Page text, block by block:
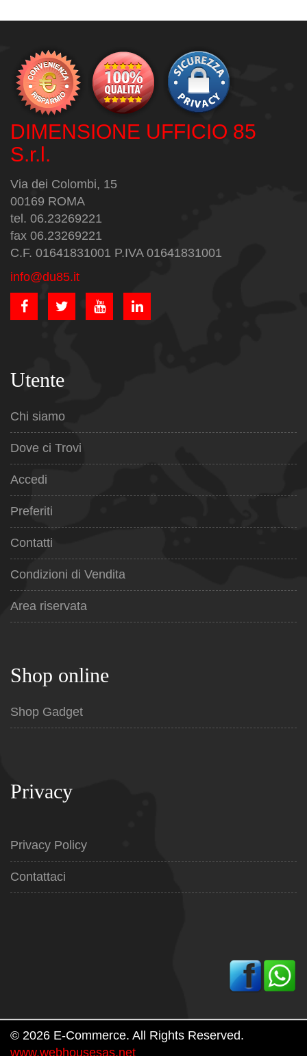
DIMENSIONE UFFICIO 85
S.r.l.
Via dei Colombi, 15
00169 ROMA
tel. 06.23269221
fax 06.23269221
C.F. 01641831001 P.IVA 01641831001
info@du85.it
Utente
Chi siamo
Dove ci Trovi
Accedi
Preferiti
Contatti
Condizioni di Vendita
Area riservata
Shop online
Shop Gadget
Privacy
Privacy Policy
Contattaci
© 2026 E-Commerce. All Rights Reserved.
www.webhousesas.net